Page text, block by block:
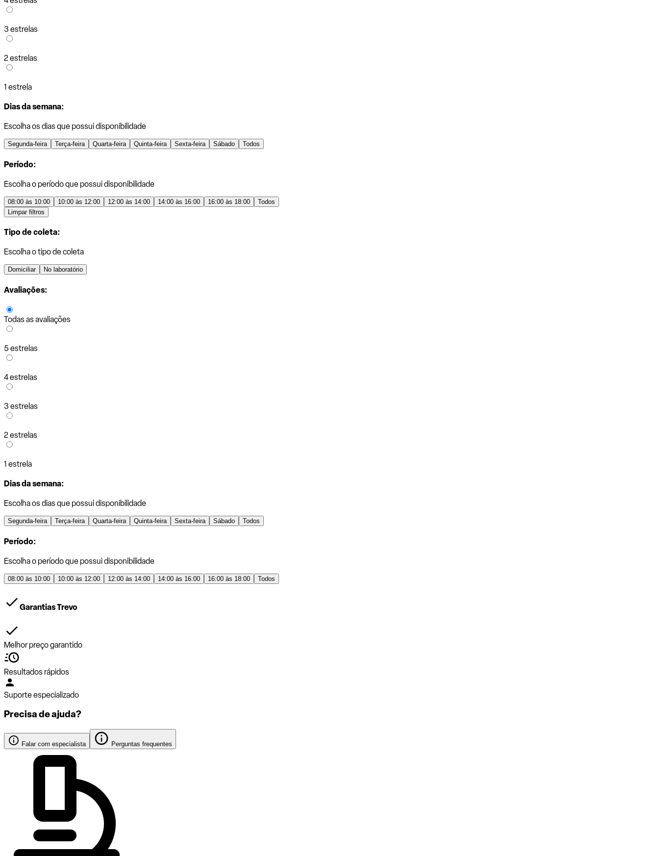
3 estrelas
2 estrelas
1 estrela
Dias da semana:
Escolha os dias que possui disponibilidade
Segunda-feira Terça-feira Quarta-feira Quinta-feira Sexta-feira Sábado Todos
Período:
Escolha o período que possui disponibilidade
08:00 às 10:00 10:00 às 12:00 12:00 às 14:00 14:00 às 16:00 16:00 às 18:00
Todos
Limpar filtros
Tipo de coleta:
Escolha o tipo de coleta
Domiciliar No laboratório
Avaliações:
Todas as avaliações
5 estrelas
4 estrelas
3 estrelas
2 estrelas
1 estrela
Dias da semana:
Escolha os dias que possui disponibilidade
Segunda-feira Terça-feira Quarta-feira Quinta-feira Sexta-feira Sábado Todos
Período:
Escolha o período que possui disponibilidade
08:00 às 10:00 10:00 às 12:00 12:00 às 14:00 14:00 às 16:00 16:00 às 18:00 Todos
Garantias Trevo
Melhor preço garantido
Resultados rápidos
Suporte especializado
Precisa de ajuda?
Falar com especialista Perguntas frequentes